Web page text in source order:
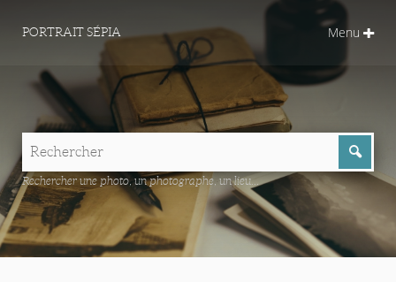
PORTRAIT SÉPIA Menu
Rechercher une photo, un photographe, un lieu...